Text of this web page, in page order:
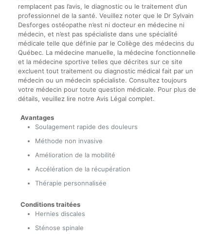
remplacent pas l’avis, le diagnostic ou le traitement d’un
professionnel de la santé. Veuillez noter que le Dr Sylvain
Desforges ostéopathe n’est ni docteur en médecine ni
médecin, et n’est pas spécialiste dans une spécialité
médicale telle que définie par le Collège des médecins du
Québec. La médecine manuelle, la médecine fonctionnelle
et la médecine sportive telles que décrites sur ce site
excluent tout traitement ou diagnostic médical fait par un
médecin ou un médecin spécialiste. Consultez toujours
votre médecin pour toute question médicale. Pour plus de
détails, veuillez lire notre Avis Légal complet.
Avantages
Soulagement rapide des douleurs
Méthode non invasive
Amélioration de la mobilité
Accélération de la récupération
Thérapie personnalisée
Conditions traitées
Hernies discales
Sténose spinale